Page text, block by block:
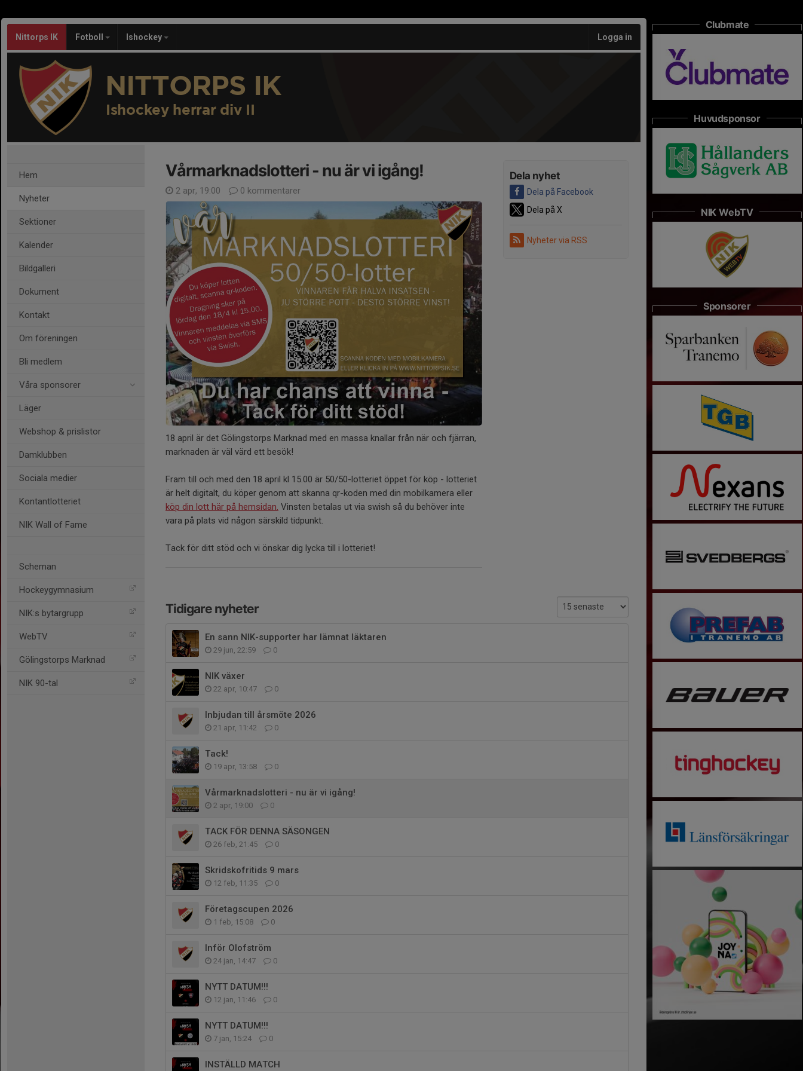
Nittorps IK Fotboll Ishockey Logga in
NITTORPS IK
Ishockey herrar div II
Hem
Nyheter
Sektioner
Kalender
Bildgalleri
Dokument
Kontakt
Om föreningen
Bli medlem
Våra sponsorer
Läger
Webshop & prislistor
Damklubben
Sociala medier
Kontantlotteriet
NIK Wall of Fame
Scheman
Hockeygymnasium
NIK:s bytargrupp
WebTV
Gölingstorps Marknad
NIK 90-tal
Dela nyhet
Dela på Facebook
Dela på X
Nyheter via RSS
Vårmarknadslotteri - nu är vi igång!
2 apr, 19:00 0 kommentarer
18 april är det Gölingstorps Marknad med en massa knallar från när och fjärran,
marknaden är väl värd ett besök!
Fram till och med den 18 april kl 15.00 är 50/50-lotteriet öppet för köp - lotteriet
är helt digitalt, du köper genom att skanna qr-koden med din mobilkamera eller
köp din lott här på hemsidan. Vinsten betalas ut via swish så du behöver inte
vara på plats vid någon särskild tidpunkt.
Tack för ditt stöd och vi önskar dig lycka till i lotteriet!
Tidigare nyheter
En sann NIK-supporter har lämnat läktaren
29 jun, 22:59 0
NIK växer
22 apr, 10:47 0
Inbjudan till årsmöte 2026
21 apr, 11:42 0
Tack!
19 apr, 13:58 0
Vårmarknadslotteri - nu är vi igång!
2 apr, 19:00 0
TACK FÖR DENNA SÄSONGEN
26 feb, 21:45 0
Skridskofritids 9 mars
12 feb, 11:35 0
Företagscupen 2026
1 feb, 15:08 0
Inför Olofström
24 jan, 14:47 0
NYTT DATUM!!!
12 jan, 11:46 0
NYTT DATUM!!!
7 jan, 15:24 0
INSTÄLLD MATCH
Clubmate
Huvudsponsor
NIK WebTV
Sponsorer